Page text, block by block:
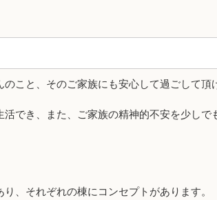
のこと、そのご家族にも安心して過ごして頂
活でき、また、ご家族の精神的不安を少し
、それぞれの棟にコンセプトがあります。